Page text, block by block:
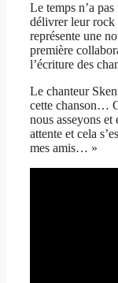
Le temps n’a
délivrer leur rock
représente une
première
l’écriture des
Le chanteur
cette chanson…
nous asseyons et
attente et cela
mes amis… »